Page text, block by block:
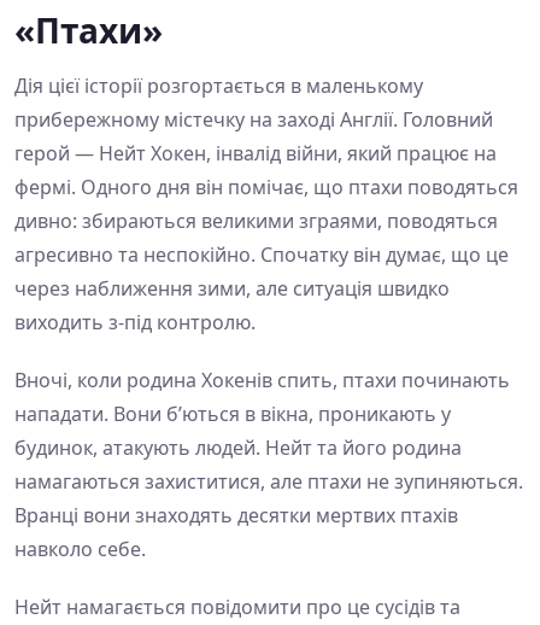
«Птахи»
Дія цієї історії розгортається в маленькому
прибережному містечку на заході Англії. Головний
герой — Нейт Хокен, інвалід війни, який працює на
фермі. Одного дня він помічає, що птахи поводяться
дивно: збираються великими зграями, поводяться
агресивно та неспокійно. Спочатку він думає, що це
через наближення зими, але ситуація швидко
виходить з-під контролю.
Вночі, коли родина Хокенів спить, птахи починають
нападати. Вони б’ються в вікна, проникають у
будинок, атакують людей. Нейт та його родина
намагаються захиститися, але птахи не зупиняються.
Вранці вони знаходять десятки мертвих птахів
навколо себе.
Нейт намагається повідомити про це сусідів та